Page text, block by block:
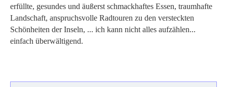
erfüllte, gesundes und äußerst schmackhaftes Essen, traumhafte
Landschaft, anspruchsvolle Radtouren zu den versteckten
Schönheiten der Inseln, ... ich kann nicht alles aufzählen...
einfach überwältigend.